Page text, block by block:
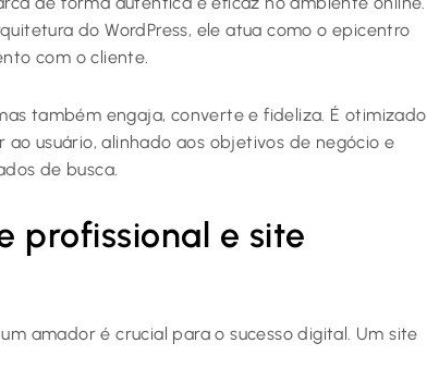
do WordPress, ele atua como o epicentro
com o cliente.
também engaja, converte e fideliza. É otimizado
usuário, alinhado aos objetivos de negócio e
de busca.
profissional e site
amador é crucial para o sucesso digital. Um site